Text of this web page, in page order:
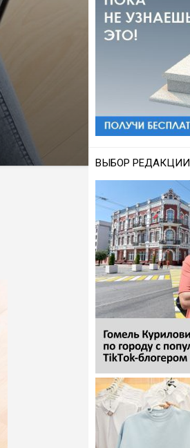
ВЫБОР РЕДАКЦИИ